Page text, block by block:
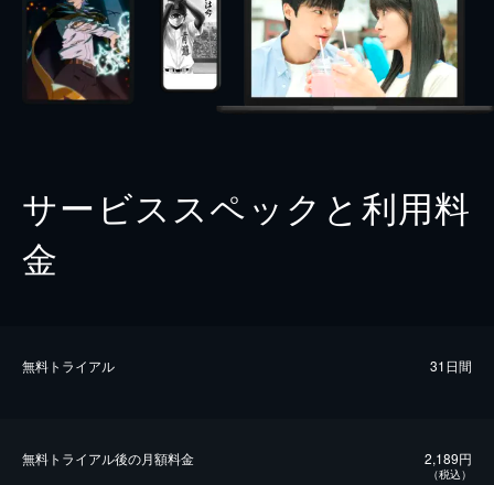
サービススペックと利用料
金
無料トライアル 31日間
無料トライアル後の⽉額料金 2,189円
（税込）